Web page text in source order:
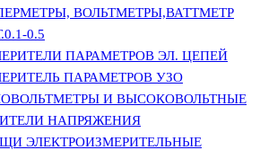
ВОЛЬТМЕТРЫ,ВАТТМЕТР
0.5
ПАРАМЕТРОВ ЭЛ. ЦЕПЕЙ
ПАРАМЕТРОВ УЗО
И ВЫСОКОВОЛЬТНЫЕ
НАПРЯЖЕНИЯ
ЭЛЕКТРОИЗМЕРИТЕЛЬНЫЕ